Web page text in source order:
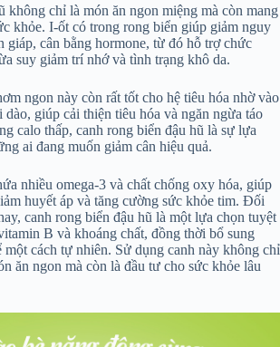
không chỉ là món ăn ngon miệng mà còn mang
khỏe. I-ốt có trong rong biển giúp giảm nguy
giáp, cân bằng hormone, từ đó hỗ trợ chức
suy giảm trí nhớ và tình trạng khô da.
ngon này còn rất tốt cho hệ tiêu hóa nhờ vào
giúp cải thiện tiêu hóa và ngăn ngừa táo
calo thấp, canh rong biển đậu hũ là sự lựa
ai đang muốn giảm cân hiệu quả.
nhiều omega-3 và chất chống oxy hóa, giúp
huyết áp và tăng cường sức khỏe tim. Đối
canh rong biển đậu hũ là một lựa chọn tuyệt
B và khoáng chất, đồng thời bổ sung
một cách tự nhiên. Sử dụng canh này không chỉ
ăn ngon mà còn là đầu tư cho sức khỏe lâu